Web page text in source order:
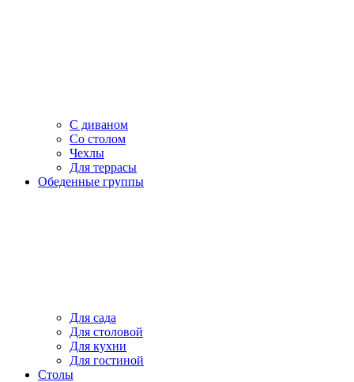
С диваном
Со столом
Чехлы
Для террасы
Обеденные группы
Для сада
Для столовой
Для кухни
Для гостиной
Столы